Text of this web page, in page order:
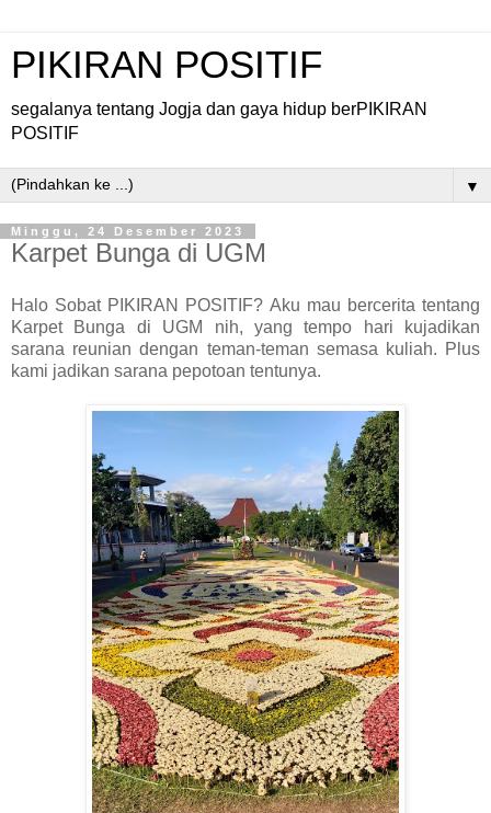
PIKIRAN POSITIF
segalanya tentang Jogja dan gaya hidup berPIKIRAN
POSITIF
▼
Minggu, 24 Desember 2023
Karpet Bunga di UGM
Halo Sobat PIKIRAN POSITIF? Aku mau bercerita tentang
Karpet Bunga di UGM nih, yang tempo hari kujadikan
sarana reunian dengan teman-teman semasa kuliah. Plus
kami jadikan sarana pepotoan tentunya.